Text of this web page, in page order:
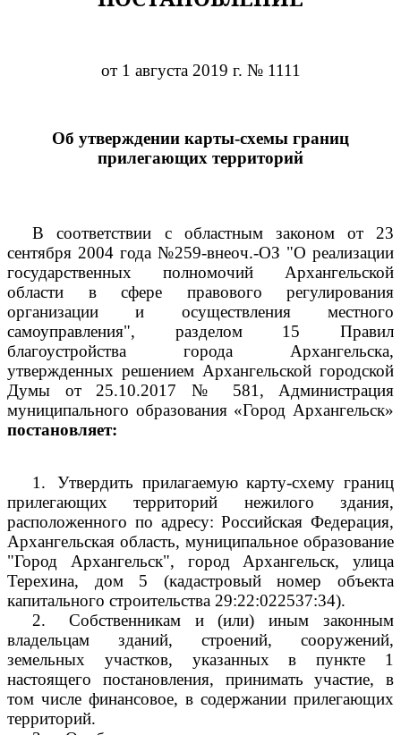
от 1 августа 2019 г. № 1111
Об утверждении карты-схемы границ
прилегающих территорий
В соответствии с областным законом от 23
сентября 2004 года №259-внеоч.-ОЗ "О реализации
государственных полномочий Архангельской
области в сфере правового регулирования
организации и осуществления местного
самоуправления", разделом 15 Правил
благоустройства города Архангельска,
утвержденных решением Архангельской городской
Думы от 25.10.2017 № 581, Администрация
муниципального образования «Город Архангельск»
постановляет:
1.
Утвердить прилагаемую карту-схему границ
прилегающих территорий нежилого здания,
расположенного по адресу: Российская Федерация,
Архангельская область, муниципальное образование
"Город Архангельск", город Архангельск, улица
Терехина, дом 5 (кадастровый номер объекта
капитального строительства 29:22:022537:34).
2.
Собственникам и (или) иным законным
владельцам зданий, строений, сооружений,
земельных участков, указанных в пункте 1
настоящего постановления, принимать участие, в
том числе финансовое, в содержании прилегающих
территорий.